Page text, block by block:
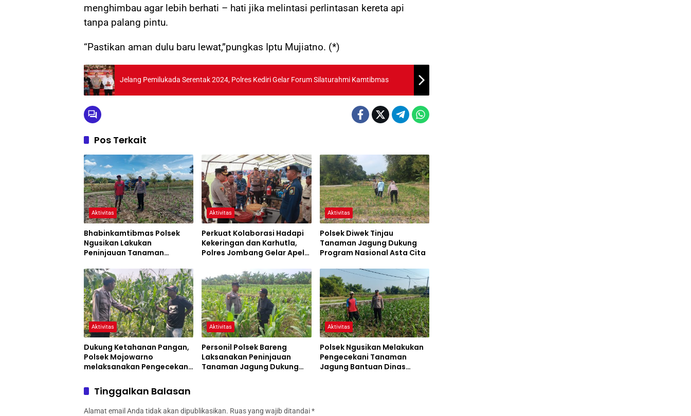
menghimbau agar lebih berhati – hati jika melintasi perlintasan kereta api
tanpa palang pintu.
“Pastikan aman dulu baru lewat,”pungkas Iptu Mujiatno. (*)
Jelang Pemilukada Serentak 2024, Polres Kediri Gelar Forum Silaturahmi Kamtibmas
Pos Terkait
Aktivitas
Bhabinkamtibmas Polsek
Ngusikan Lakukan
Peninjauan Tanaman
Mendukung Ketahanan
Pangan
Aktivitas
Perkuat Kolaborasi Hadapi
Kekeringan dan Karhutla,
Polres Jombang Gelar Apel
Aktivitas
Polsek Diwek Tinjau
Tanaman Jagung Dukung
Program Nasional Asta Cita
Aktivitas
Dukung Ketahanan Pangan,
Polsek Mojowarno
melaksanakan Pengecekan
Aktivitas
Personil Polsek Bareng
Laksanakan Peninjauan
Tanaman Jagung Dukung
Aktivitas
Polsek Ngusikan Melakukan
Pengecekani Tanaman
Jagung Bantuan Dinas
Tinggalkan Balasan
Alamat email Anda tidak akan dipublikasikan. Ruas yang wajib ditandai*